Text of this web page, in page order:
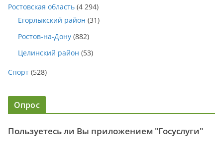
Ростовская область (4 294)
Егорлыкский район (31)
Ростов-на-Дону (882)
Целинский район (53)
Спорт (528)
Опрос
Пользуетесь ли Вы приложением "Госуслуги"